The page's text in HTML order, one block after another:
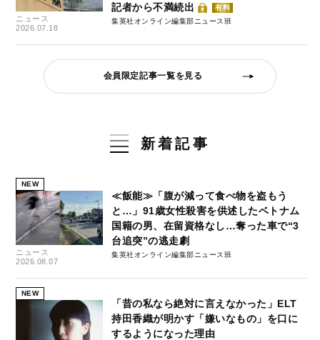
ニュース
2026.07.18
記者から不満続出
有料
集英社オンライン編集部ニュース班
会員限定記事一覧を見る
新着記事
NEW
ニュース
2026.08.07
≪飯能≫「腹が減って食べ物を盗もう
と…」91歳女性殺害を供述したベトナム
国籍の男、在留資格なし…奪った車で“3
台追突”の逃走劇
集英社オンライン編集部ニュース班
NEW
「昔の私なら絶対に言えなかった」ELT
持田香織が明かす「嫌いなもの」を口に
するようになった理由